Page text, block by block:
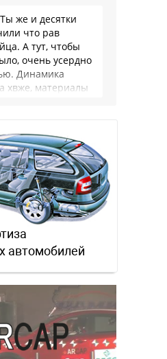
же и десятки
что рав
А тут, чтобы
очень усердно
Динамика
хвже, материалы
автомобилей